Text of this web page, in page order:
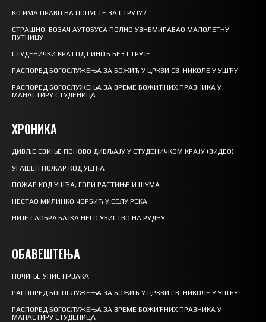
КО ИМА ПРАВО НА ПОПУСТЕ ЗА СТРУЈУ?
СТРАШНО: ВОЗАЧ АУТОБУСА ПОЛНО УЗНЕМИРАВАО МАЛОЛЕТНУ
ПУТНИЦУ
СТУДЕНИЧКИ КРАЈ ОД СИНОЋ БЕЗ СТРУЈЕ
РАСПОРЕД БОГОСЛУЖЕЊА ЗА БОЖИЋ У ЦРКВИ СВ. НИКОЛЕ У УШЋУ
РАСПОРЕД БОГОСЛУЖЕЊА ЗА ВРЕМЕ БОЖИЋНИХ ПРАЗНИКА У
МАНАСТИРУ СТУДЕНИЦА
ХРОНИКА
ДИВЉЕ СВИЊЕ ПОНОВО ДИВЉАЈУ У СТУДЕНИЧКОМ КРАЈУ (ВИДЕО)
УГАШЕН ПОЖАР КОД УШЋА
ПОЖАР КОД УШЋА, ГОРИ РАСТИЊЕ И ШУМА
НЕСТАО МИЛИНКО ЧОРБИЋ У СЕЛУ РЕКА
НИЈЕ САОБРАЋАЈКА НЕГО УБИСТВО НА РУДНУ
ОБАВЕШТЕЊА
ПОЧИЊЕ УПИС ПРВАКА
РАСПОРЕД БОГОСЛУЖЕЊА ЗА БОЖИЋ У ЦРКВИ СВ. НИКОЛЕ У УШЋУ
РАСПОРЕД БОГОСЛУЖЕЊА ЗА ВРЕМЕ БОЖИЋНИХ ПРАЗНИКА У
МАНАСТИРУ СТУДЕНИЦА